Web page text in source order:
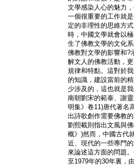
文學感染人心的魅力
一個很重要的工作就
定的非理性的思維方
時，中國文學就會以
生了佛教文學的文化
佛教對文學的影響和?
解文人的佛教活動，
規律和特點。這對於
的知識，建設當前的
少涉及的，這也就是
南朝劉宋的範泰、謝
明集》卷11)唐代著名
出詩歌創作需要佛教
劉熙載則指出文風與
概》)然而，中國古代
近、現代的一些專門
來論述這方面的問題
至1979年的30年裏，